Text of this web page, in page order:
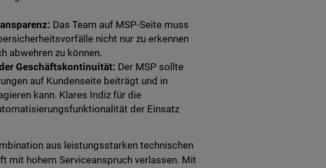
Das Team auf MSP-Seite muss
nicht nur zu erkennen
abwehren zu können.
Geschäftskontinuität: Der MSP sollte
auf Kundenseite beiträgt und in
kann. Klares Indiz für die
der Einsatz
aus leistungsstarken technischen
mit hohem Serviceanspruch verlassen. Mit